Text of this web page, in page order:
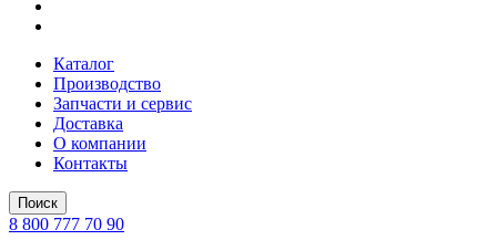
Каталог
Производство
Запчасти и сервис
Доставка
О компании
Контакты
Поиск
8 800 777 70 90